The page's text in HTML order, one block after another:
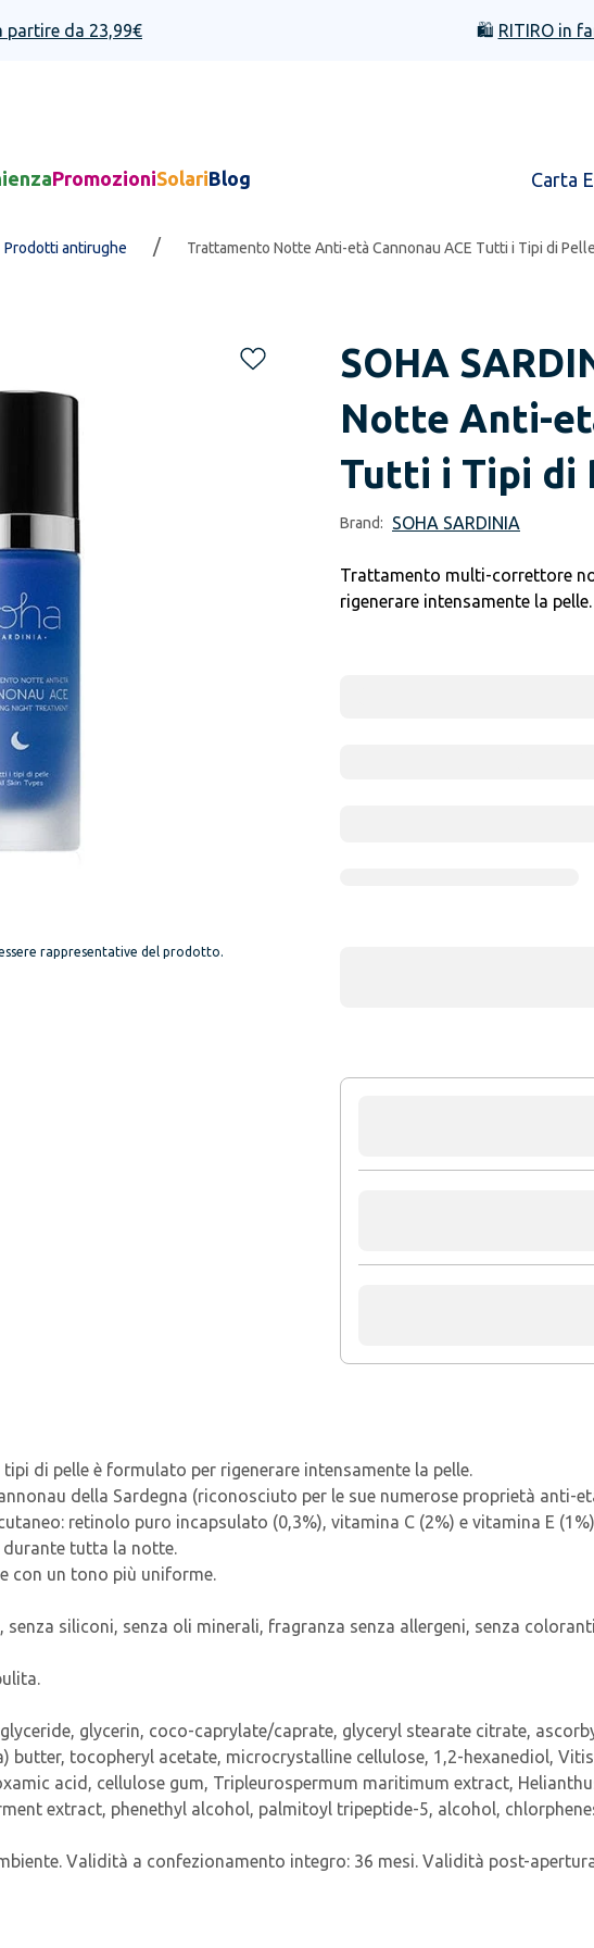
partire da 23,99€ 🛍️ RITIRO in
PromozioniSolariBlog Carta
Prodotti antirughe / Trattamento Notte Anti-età Cannonau ACE Tutti i Tipi di
rappresentative del prodotto.
SOHA
Notte Anti-
Tutti i Tipi di
Brand: SOHA SARDINIA
Trattamento multi-correttore
rigenerare intensamente la pelle.
di pelle è formulato per rigenerare intensamente la pelle.
della Sardegna (riconosciuto per le sue numerose proprietà anti-
retinolo puro incapsulato (0,3%), vitamina C (2%) e vitamina E
tutta la notte.
con un tono più uniforme.
siliconi, senza oli minerali, fragranza senza allergeni, senza
glycerin, coco-caprylate/caprate, glyceryl stearate citrate,
butter, tocopheryl acetate, microcrystalline cellulose, 1,2-hexanediol,
acid, cellulose gum, Tripleurospermum maritimum extract,
extract, phenethyl alcohol, palmitoyl tripeptide-5, alcohol,
Validità a confezionamento integro: 36 mesi. Validità post-